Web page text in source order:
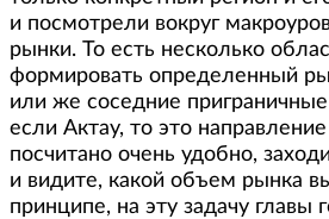
и посмотрели вокруг
рынки. То есть несколько
формировать определенный
или же соседние
если Актау, то это
посчитано очень удобно,
и видите, какой объем рынка
принципе, на эту задачу главы